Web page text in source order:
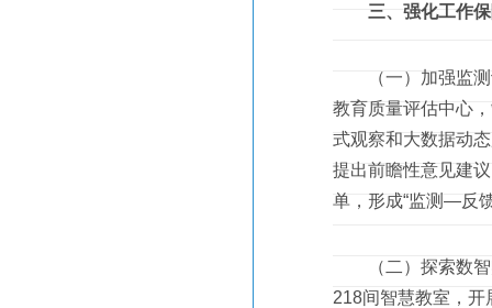
三、强化工作
（一）加强监测
教育质量评估中心
式观察和大数据动
提出前瞻性意见建
单，形成“监测—反
（二）探索数智
218间智慧教室，